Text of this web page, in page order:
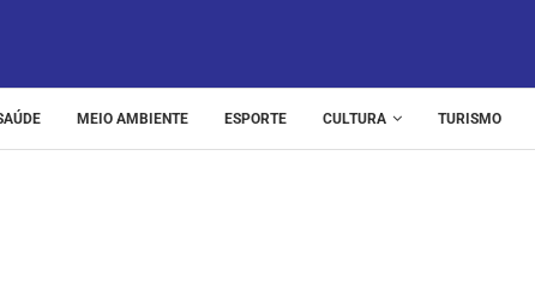
MEIO AMBIENTE ESPORTE CULTURA TURISMO